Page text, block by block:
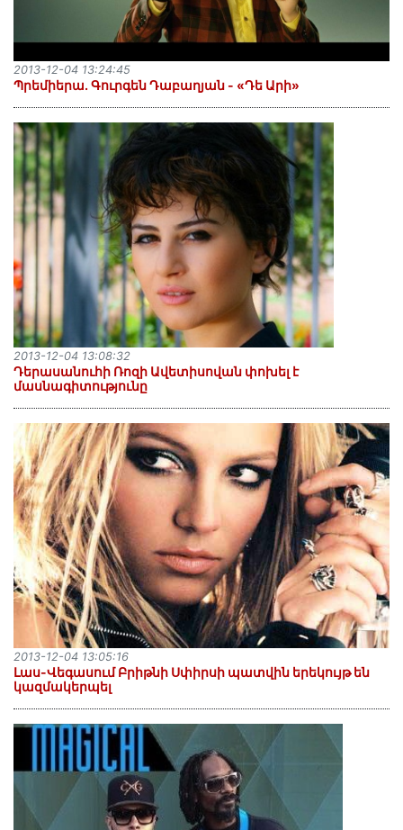
Պրեմիերա. Գուրգեն Դաբաղյան - «Դե Արի»
2013-12-04 13:24:45
Դերասանուհի Ռոզի Ավետիսովան փոխել է
մասնագիտությունը
2013-12-04 13:08:32
Լաս-Վեգասում Բրիթնի Սփիրսի պատվին երեկույթ են
կազմակերպել
2013-12-04 13:05:16